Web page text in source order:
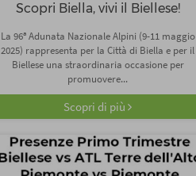
Scopri Biella, vivi il Biellese!
La 96ª Adunata Nazionale Alpini (9-11 maggio
2025) rappresenta per la Città di Biella e per il
Biellese una straordinaria occasione per
promuovere...
Scopri di più